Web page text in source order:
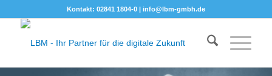
Kontakt: 02841 1804-0 | info@lbm-gmbh.de